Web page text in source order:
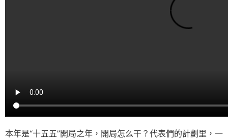
本年是“十五五”開局之年，開局怎么干？代表們的計劃里，一